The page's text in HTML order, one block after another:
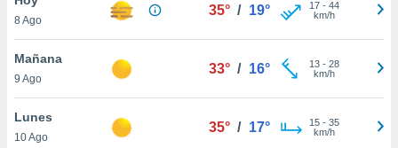
en
más
nuestra
8 Ago
35° / 19° 17- 44
km/h
Mañana
9 Ago
33° / 16° 13- 28
km/h
Lunes
10 Ago
35° / 17° 15- 35
km/h